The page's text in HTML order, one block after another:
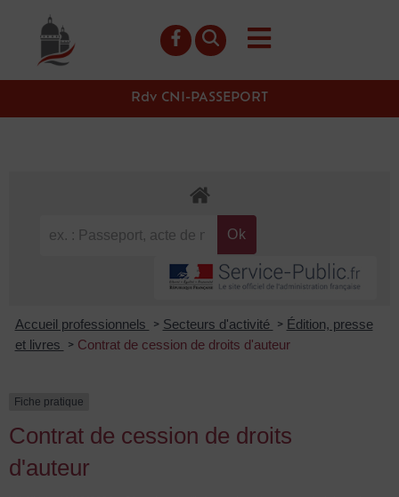
principal
Rdv CNI-PASSEPORT
Accueil professionnels > Secteurs d'activité > Édition, presse
et livres
> Contrat de cession de droits d'auteur
Fiche pratique
Contrat de cession de droits
d'auteur